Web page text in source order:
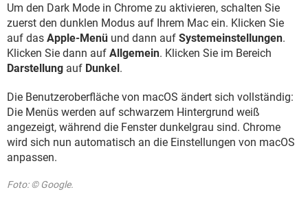
Um den Dark Mode in Chrome zu aktivieren, schalten Sie
zuerst den dunklen Modus auf Ihrem Mac ein. Klicken Sie
auf das Apple-Menü und dann auf Systemeinstellungen.
Klicken Sie dann auf Allgemein. Klicken Sie im Bereich
Darstellung auf Dunkel.
Die Benutzeroberfläche von macOS ändert sich vollständig:
Die Menüs werden auf schwarzem Hintergrund weiß
angezeigt, während die Fenster dunkelgrau sind. Chrome
wird sich nun automatisch an die Einstellungen von macOS
anpassen.
Foto: © Google.